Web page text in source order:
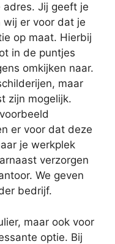
adres. Jij geeft je
wij er voor dat je
op maat. Hierbij
in de puntjes
omkijken naar.
maar
zijn mogelijk.
er voor dat deze
je werkplek
verzorgen
We geven
bedrijf.
maar ook voor
optie. Bij